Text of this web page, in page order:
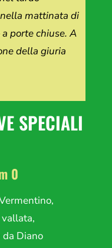
mattinata di
porte chiuse. A
della giuria
SPECIALI
0
Diano